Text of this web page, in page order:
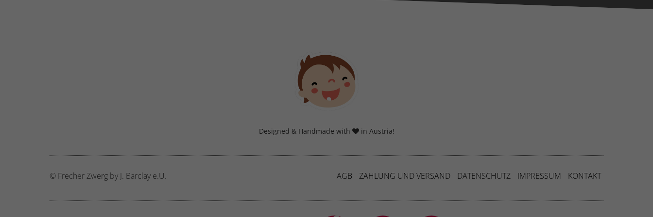
Designed & Handmade with in Austria!
© Frecher Zwerg by J. Barclay e.U. AGB ZAHLUNG UND VERSAND DATENSCHUTZ IMPRESSUM KONTAKT
Impressum